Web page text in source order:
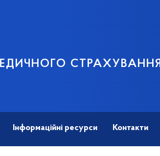
СТРАХУВАННЯ
Інформаційні ресурси Контакти